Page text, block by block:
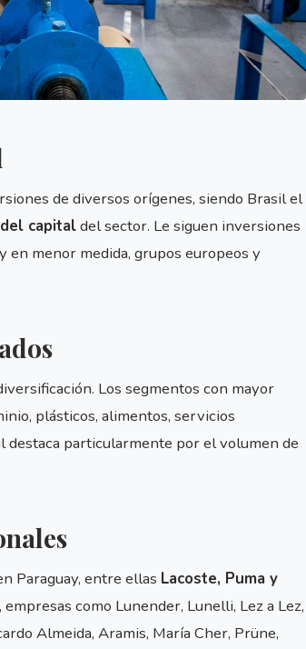
de diversos orígenes, siendo Brasil el
capitaldel sector. Le siguen inversiones
en menor medida, grupos europeos y
Los segmentos con mayor
plásticos, alimentos, servicios
particularmente por el volumen de
Paraguay, entre ellas Lacoste, Puma y
como Lunender, Lunelli, Lez a Lez,
Almeida, Aramis, María Cher, Prüne,